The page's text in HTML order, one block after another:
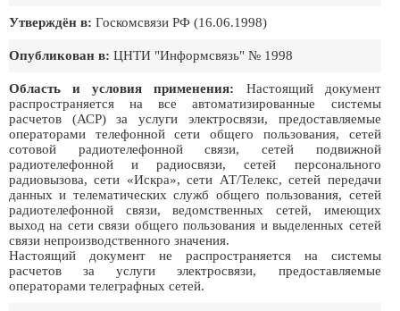
Утверждён в: Госкомсвязи РФ (16.06.1998)
Опубликован в: ЦНТИ "Информсвязь" № 1998
Область и условия применения: Настоящий документ
распространяется на все автоматизированные системы
расчетов (АСР) за услуги электросвязи, предоставляемые
операторами телефонной сети общего пользования, сетей
сотовой радиотелефонной связи, сетей подвижной
радиотелефонной и радиосвязи, сетей персонального
радиовызова, сети «Искра», сети АТ/Телекс, сетей передачи
данных и телематических служб общего пользования, сетей
радиотелефонной связи, ведомственных сетей, имеющих
выход на сети связи общего пользования и выделенных сетей
связи непроизводственного значения.
Настоящий документ не распространяется на системы
расчетов за услуги электросвязи, предоставляемые
операторами телеграфных сетей.